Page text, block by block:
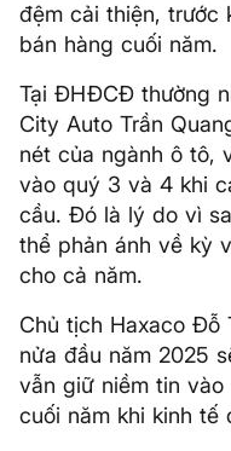
đệm cải thiện, trước
bán hàng cuối năm.
Tại ĐHĐCĐ thường
City Auto Trần
nét của ngành ô tô,
vào quý 3 và 4 khi
cầu. Đó là lý do vì
thể phản ánh về kỳ
cho cả năm.
Chủ tịch Haxaco Đỗ
nửa đầu năm 2025
vẫn giữ niềm tin
cuối năm khi kinh tế